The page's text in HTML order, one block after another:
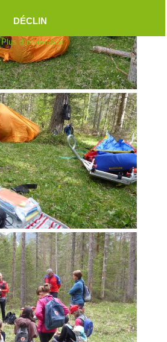
DÉCLIN
Plus d'information